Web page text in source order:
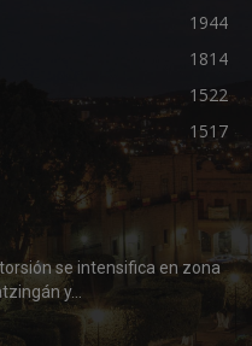
1944
1814
1522
1517
se intensifica en zona
y...